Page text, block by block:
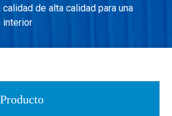
de alta calidad para una
interior